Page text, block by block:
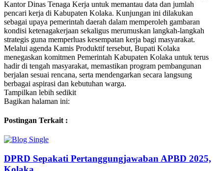
Kantor Dinas Tenaga Kerja untuk memantau data dan jumlah
pencari kerja di Kabupaten Kolaka. Kunjungan ini dilakukan
sebagai upaya pemerintah daerah dalam memperoleh gambaran
kondisi ketenagakerjaan sekaligus merumuskan langkah-langkah
strategis guna memperluas kesempatan kerja bagi masyarakat.
Melalui agenda Kamis Produktif tersebut, Bupati Kolaka
menegaskan komitmen Pemerintah Kabupaten Kolaka untuk terus
hadir di tengah masyarakat, memastikan program pembangunan
berjalan sesuai rencana, serta mendengarkan secara langsung
berbagai aspirasi dan kebutuhan warga.
Tampilkan lebih sedikit
Bagikan halaman ini:
Postingan Terkait :
DPRD Sepakati Pertanggungjawaban APBD 2025,